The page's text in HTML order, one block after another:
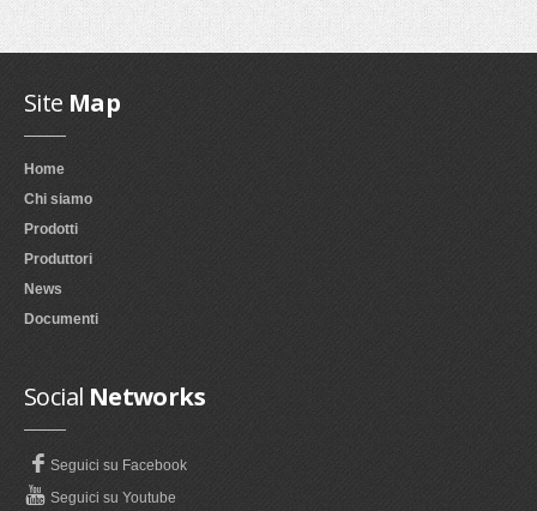
Site Map
Home
Chi siamo
Prodotti
Produttori
News
Documenti
Social Networks
Seguici su Facebook
Seguici su Youtube